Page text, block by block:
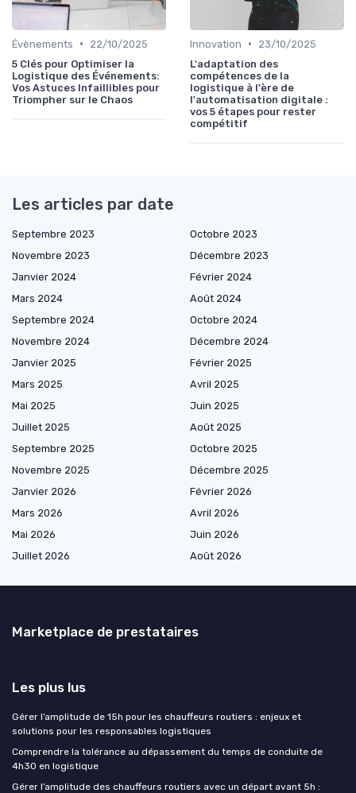
Évènements •
22/10/2025
5 Clés pour Optimiser la
Logistique des Événements:
Vos Astuces Infaillibles pour
Triompher sur le Chaos
Innovation •
23/10/2025
L'adaptation des
compétences de la
logistique à l'ère de
l'automatisation digitale :
vos 5 étapes pour rester
compétitif
Les articles par date
Septembre 2023
Octobre 2023
Novembre 2023
Décembre 2023
Janvier 2024
Février 2024
Mars 2024
Août 2024
Septembre 2024
Octobre 2024
Novembre 2024
Décembre 2024
Janvier 2025
Février 2025
Mars 2025
Avril 2025
Mai 2025
Juin 2025
Juillet 2025
Août 2025
Septembre 2025
Octobre 2025
Novembre 2025
Décembre 2025
Janvier 2026
Février 2026
Mars 2026
Avril 2026
Mai 2026
Juin 2026
Juillet 2026
Août 2026
Marketplace de prestataires
Les plus lus
Gérer l’amplitude de 15h pour les chauffeurs routiers : enjeux et
solutions pour les responsables logistiques
Comprendre la tolérance au dépassement du temps de conduite de
4h30 en logistique
Gérer l’amplitude des chauffeurs routiers avec un départ avant 5h :